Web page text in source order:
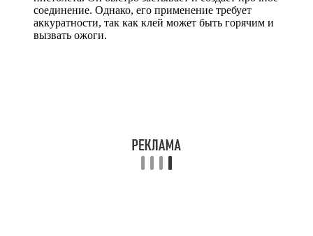
соединение. Однако, его применение требует
аккуратности, так как клей может быть горячим и
вызвать ожоги.